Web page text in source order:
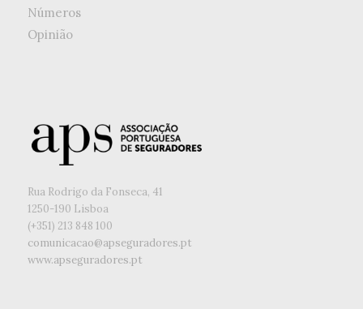
Números
Opinião
Rua Rodrigo da Fonseca, 41
1250-190 Lisboa
(+351) ‭213 848 100
comunicacao@apseguradores.pt
www.apseguradores.pt